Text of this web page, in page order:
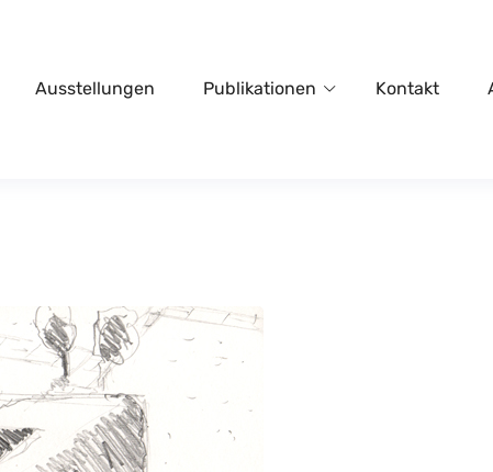
Ausstellungen Publikationen Kontakt